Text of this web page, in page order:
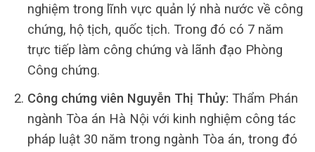
nghiệm trong lĩnh vực quản lý nhà nước về công
chứng, hộ tịch, quốc tịch. Trong đó có 7 năm
trực tiếp làm công chứng và lãnh đạo Phòng
Công chứng.
Công chứng viên Nguyễn Thị Thủy: Thẩm Phán
ngành Tòa án Hà Nội với kinh nghiệm công tác
pháp luật 30 năm trong ngành Tòa án, trong đó